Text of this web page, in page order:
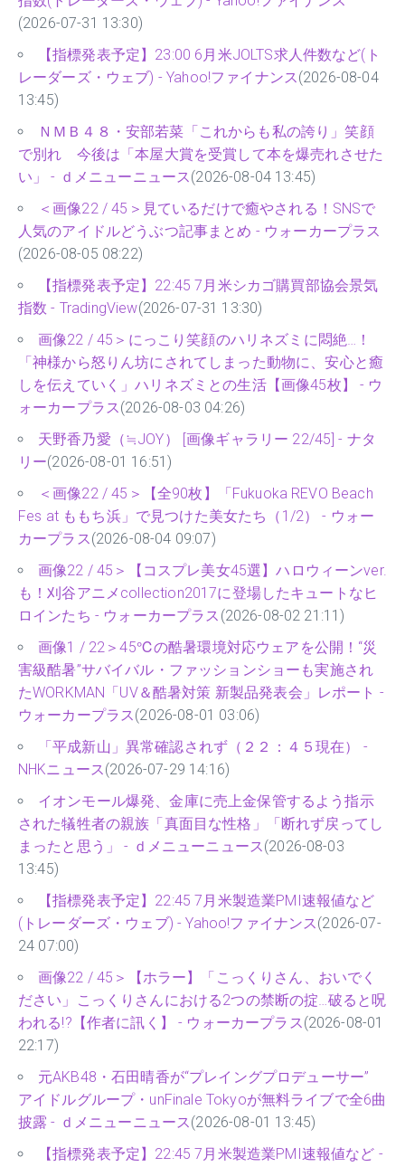
(2026-07-31 13:30)
【指標発表予定】23:00 6月米JOLTS求人件数など(ト
レーダーズ・ウェブ) - Yahoo!ファイナンス(2026-08-04
13:45)
ＮＭＢ４８・安部若菜「これからも私の誇り」笑顔
で別れ 今後は「本屋大賞を受賞して本を爆売れさせた
い」 - ｄメニューニュース(2026-08-04 13:45)
＜画像22 / 45＞見ているだけで癒やされる！SNSで
人気のアイドルどうぶつ記事まとめ - ウォーカープラス
(2026-08-05 08:22)
【指標発表予定】22:45 7月米シカゴ購買部協会景気
指数 - TradingView(2026-07-31 13:30)
画像22 / 45＞にっこり笑顔のハリネズミに悶絶…！
「神様から怒りん坊にされてしまった動物に、安心と癒
しを伝えていく」ハリネズミとの生活【画像45枚】 - ウ
ォーカープラス(2026-08-03 04:26)
天野香乃愛（≒JOY） [画像ギャラリー 22/45] - ナタ
リー(2026-08-01 16:51)
＜画像22 / 45＞【全90枚】「Fukuoka REVO Beach
Fes at ももち浜」で見つけた美女たち（1/2） - ウォー
カープラス(2026-08-04 09:07)
画像22 / 45＞【コスプレ美女45選】ハロウィーンver.
も！刈谷アニメcollection2017に登場したキュートなヒ
ロインたち - ウォーカープラス (2026-08-02 21:11)
画像1 / 22＞45℃の酷暑環境対応ウェアを公開！“災
害級酷暑”サバイバル・ファッションショーも実施され
たWORKMAN「UV＆酷暑対策 新製品発表会」レポート -
ウォーカープラス(2026-08-01 03:06)
「平成新山」異常確認されず（２２：４５現在） -
NHKニュース(2026-07-29 14:16)
イオンモール爆発、金庫に売上金保管するよう指示
された犠牲者の親族「真面目な性格」「断れず戻ってし
まったと思う」 - ｄメニューニュース(2026-08-03
13:45)
【指標発表予定】22:45 7月米製造業PMI速報値など
(トレーダーズ・ウェブ) - Yahoo!ファイナンス(2026-07-
24 07:00)
画像22 / 45＞【ホラー】「こっくりさん、おいでく
ださい」こっくりさんにおける2つの禁断の掟…破ると呪
われる!?【作者に訊く】 - ウォーカープラス(2026-08-01
22:17)
元AKB48・石田晴香が“プレイングプロデューサー”
アイドルグループ・unFinale Tokyoが無料ライブで全6曲
披露 - ｄメニューニュース(2026-08-01 13:45)
【指標発表予定】22:45 7月米製造業PMI速報値など -